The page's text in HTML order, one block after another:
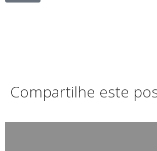
Compartilhe este